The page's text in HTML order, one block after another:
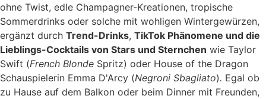
ohne Twist, edle Champagner-Kreationen, tropische
Sommerdrinks oder solche mit wohligen Wintergewürzen,
ergänzt durch Trend-Drinks, TikTok Phänomene und die
Lieblings-Cocktails von Stars und Sternchen wie Taylor
Swift (French Blonde Spritz) oder House of the Dragon
Schauspielerin Emma D'Arcy (Negroni Sbagliato). Egal ob
zu Hause auf dem Balkon oder beim Dinner mit Freunden,